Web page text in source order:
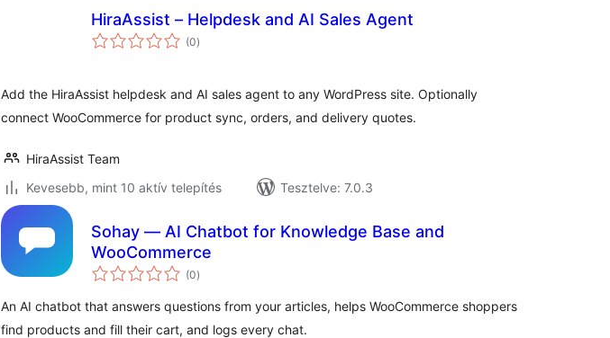
HiraAssist – Helpdesk and AI Sales Agent
(0értékelés
összesen
)
Add the HiraAssist helpdesk and AI sales agent to any WordPress site. Optionally
connect WooCommerce for product sync, orders, and delivery quotes.
HiraAssist Team
Kevesebb, mint 10 aktív telepítés
Tesztelve: 7.0.3
Sohay — AI Chatbot for Knowledge Base and
WooCommerce
(0értékelés
összesen
)
An AI chatbot that answers questions from your articles, helps WooCommerce shoppers
find products and fill their cart, and logs every chat.